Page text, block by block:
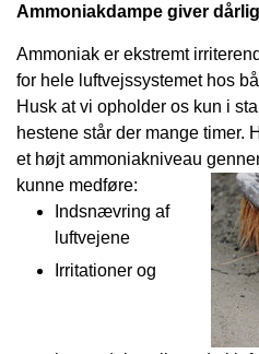
Ammoniakdampe giver
Ammoniak er ekstremt
for hele luftvejssystemet hos
Husk at vi opholder os kun i
hestene står der mange timer.
et højt ammoniakniveau
kunne medføre:
Indsnævring af
luftvejene
Irritationer og